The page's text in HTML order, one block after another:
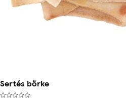
Sertés bőrke